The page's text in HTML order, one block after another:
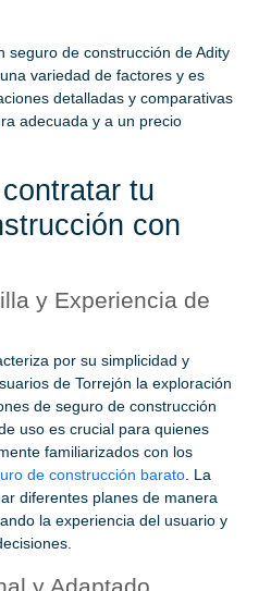
seguro de construcción de Adity
variedad de factores y es
detalladas y comparativas
adecuada y a un precio
tu
con
y Experiencia de
por su simplicidad y
de Torrejón la exploración
de seguro de construcción
uso es crucial para quienes
familiarizados con los
de construcción barato . La
diferentes planes de manera
la experiencia del usuario y